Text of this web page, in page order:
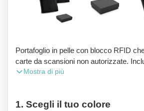
Portafoglio in pelle con blocco RFID
carte da scansioni non autorizzate.
portamonete, uno scomparto per
personalizzato secondo le tue esigenze
Mostra di più
1. Scegli il tuo colore